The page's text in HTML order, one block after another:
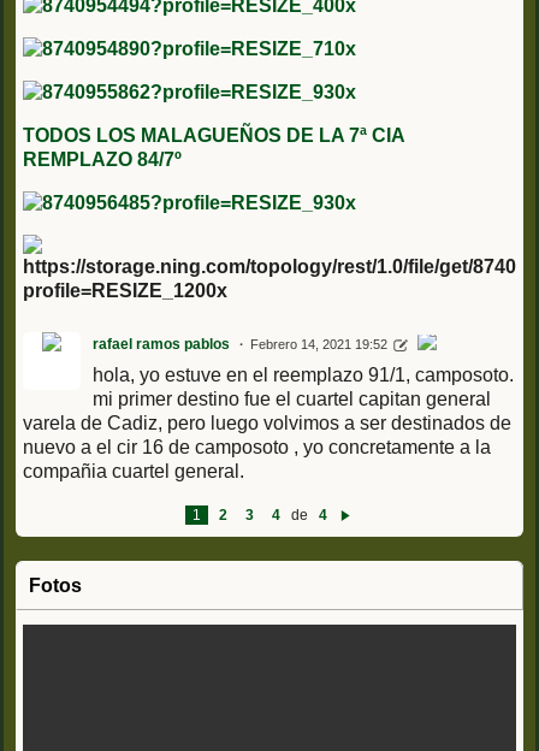
TODOS LOS MALAGUEÑOS DE LA 7ª CIA
REMPLAZO 84/7º
https://storage.ning.com/topology/rest/1.0/file/get/
profile=RESIZE_1200x
rafael ramos pablos Febrero 14, 2021 19:52
hola, yo estuve en el reemplazo 91/1, camposoto.
mi primer destino fue el cuartel capitan general
varela de Cadiz, pero luego volvimos a ser destinados de
nuevo a el cir 16 de camposoto , yo concretamente a la
compañia cuartel general.
1 2 3 4 de
4
ui
Fotos